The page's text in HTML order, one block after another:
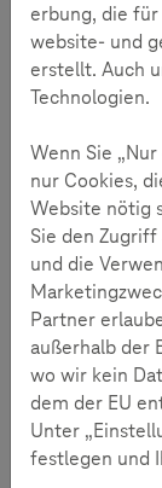
Im Minuten-,
Nachrichten,
eigenen
kurz
Sekunden
Soziale
sich Meinungen
und geteilt
einströmenden
einordnen?
und was eine
werden in den
News in
erbung, die
website- und
erstellt. Auch
Technologien.
Wenn Sie
nur Cookies,
Website nötig
Sie den
und die
Partner
außerhalb der
wo wir kein
dem der EU
Unter
festlegen und